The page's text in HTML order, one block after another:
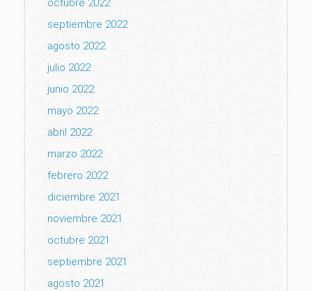
septiembre 2022
agosto 2022
julio 2022
junio 2022
mayo 2022
abril 2022
marzo 2022
febrero 2022
diciembre 2021
noviembre 2021
octubre 2021
septiembre 2021
agosto 2021